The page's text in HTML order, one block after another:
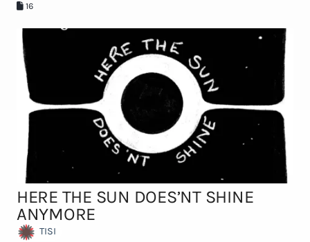
16
HERE THE SUN DOES’NT SHINE
ANYMORE
TISI